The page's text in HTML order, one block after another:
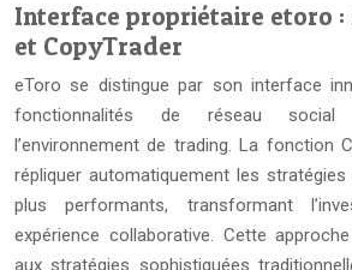
Interface propriétaire etoro
et CopyTrader
eToro se distingue par son interface
fonctionnalités de réseau social
l’environnement de trading. La fonction
répliquer automatiquement les
plus performants, transformant
expérience collaborative. Cette
aux stratégies sophistiquées